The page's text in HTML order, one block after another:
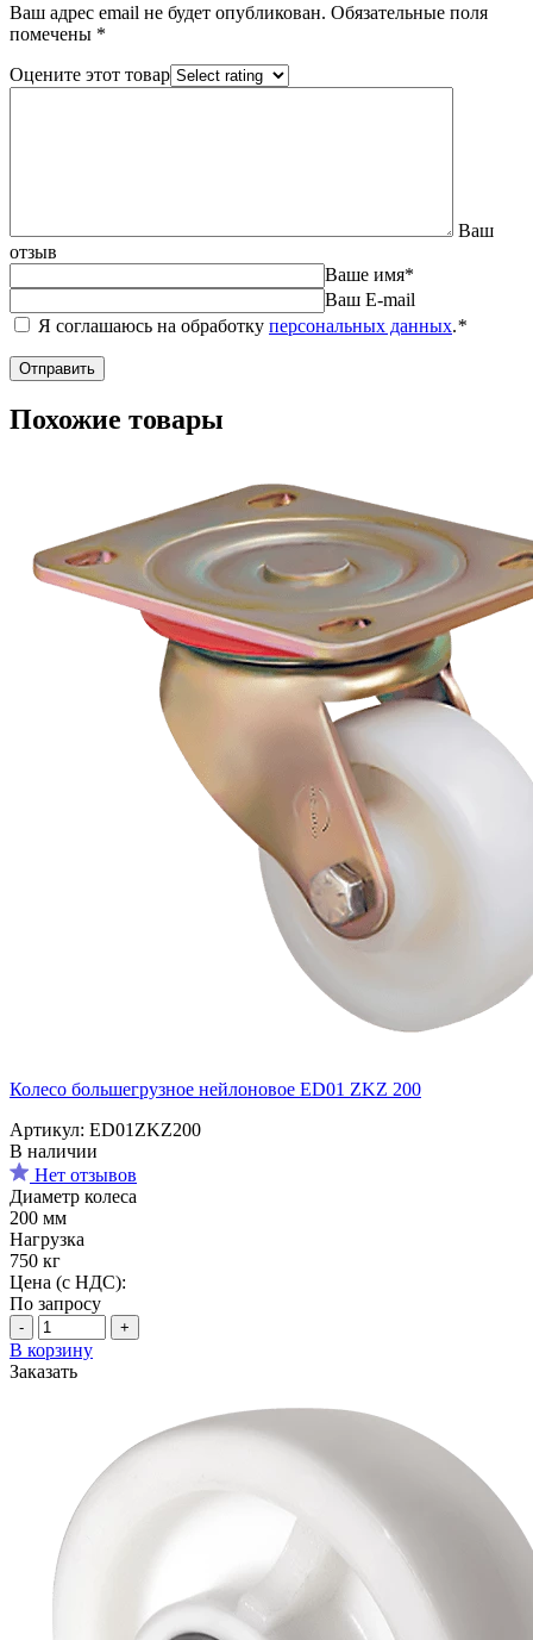
Ваш адрес email не будет опубликован. Обязательные поля
помечены *
Оцените этот товар
Ваш
отзыв
Ваше имя*
Ваш E-mail
Я соглашаюсь на обработку персональных данных.*
Похожие товары
Колесо большегрузное нейлоновое ED01 ZKZ 200
Артикул: ED01ZKZ200
В наличии
Нет отзывов
Диаметр колеса
200 мм
Нагрузка
750 кг
Цена (с НДС):
По запросу
- +
В корзину
Заказать